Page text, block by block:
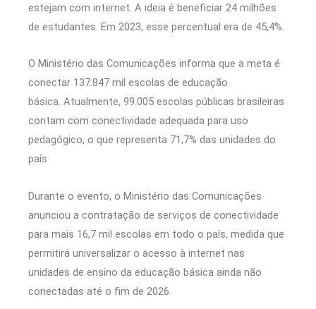
estejam com internet. A ideia é beneficiar 24 milhões
de estudantes. Em 2023, esse percentual era de 45,4%.
O Ministério das Comunicações informa que a meta é
conectar 137.847 mil escolas de educação
básica. Atualmente, 99.005 escolas públicas brasileiras
contam com conectividade adequada para uso
pedagógico, o que representa 71,7% das unidades do
país
Durante o evento, o Ministério das Comunicações
anunciou a contratação de serviços de conectividade
para mais 16,7 mil escolas em todo o país, medida que
permitirá universalizar o acesso à internet nas
unidades de ensino da educação básica ainda não
conectadas até o fim de 2026.